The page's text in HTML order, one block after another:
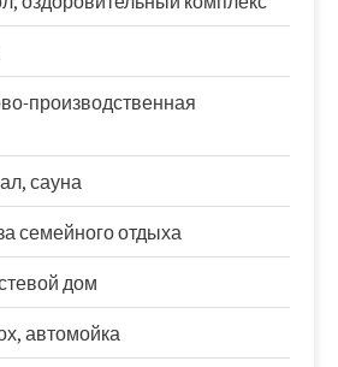
производственная
сауна
семейного отдыха
дом
автомойка